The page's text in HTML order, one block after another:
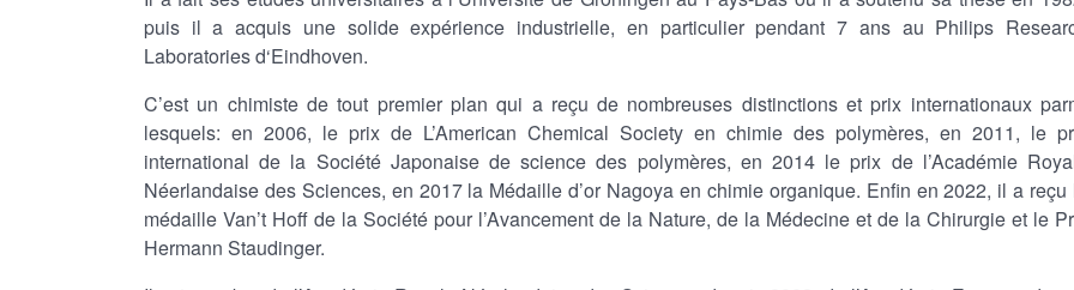
puis il a acquis une solide expérience industrielle, en particulier pendant 7 ans au Philips
Laboratories d‘Eindhoven.
C’est un chimiste de tout premier plan qui a reçu de nombreuses distinctions et prix internationaux
lesquels: en 2006, le prix de L’American Chemical Society en chimie des polymères, en 2011, le
international de la Société Japonaise de science des polymères, en 2014 le prix de l’Académie
Néerlandaise des Sciences, en 2017 la Médaille d’or Nagoya en chimie organique. Enfin en 2022, il a reçu
médaille Van’t Hoff de la Société pour l’Avancement de la Nature, de la Médecine et de la Chirurgie et le
Hermann Staudinger.